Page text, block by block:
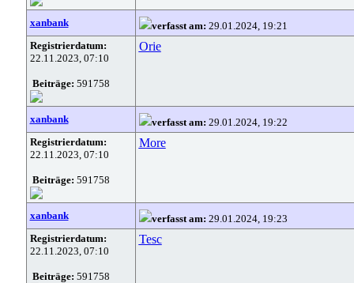
xanbank verfasst am: 29.01.2024, 19:21
Registrierdatum:
22.11.2023, 07:10
Beiträge: 591758
Orie
xanbank verfasst am: 29.01.2024, 19:22
Registrierdatum:
22.11.2023, 07:10
Beiträge: 591758
More
xanbank verfasst am: 29.01.2024, 19:23
Registrierdatum:
22.11.2023, 07:10
Beiträge: 591758
Tesc